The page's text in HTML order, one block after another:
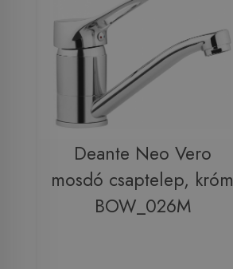
Deante Neo Vero
mosdó csaptelep, króm
BOW_026M